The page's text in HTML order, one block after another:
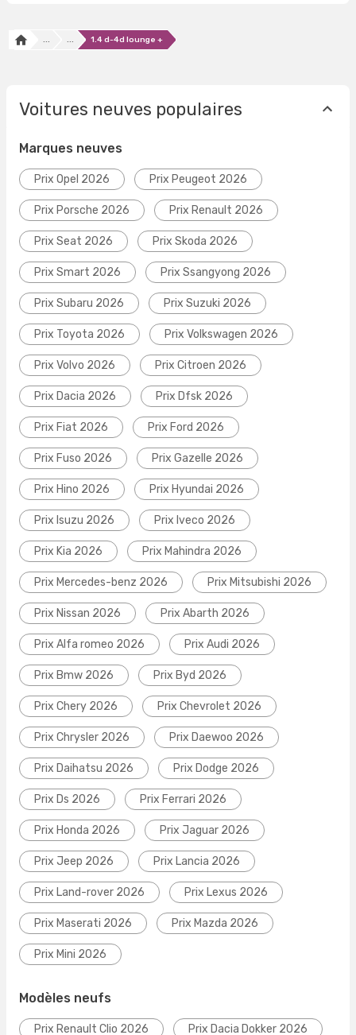
... ... 1.4 d-4d lounge +
Voitures neuves populaires
Marques neuves
Prix Opel 2026 Prix Peugeot 2026
Prix Porsche 2026 Prix Renault 2026
Prix Seat 2026 Prix Skoda 2026
Prix Smart 2026 Prix Ssangyong 2026
Prix Subaru 2026 Prix Suzuki 2026
Prix Toyota 2026 Prix Volkswagen 2026
Prix Volvo 2026 Prix Citroen 2026
Prix Dacia 2026 Prix Dfsk 2026
Prix Fiat 2026 Prix Ford 2026
Prix Fuso 2026 Prix Gazelle 2026
Prix Hino 2026 Prix Hyundai 2026
Prix Isuzu 2026 Prix Iveco 2026
Prix Kia 2026 Prix Mahindra 2026
Prix Mercedes-benz 2026 Prix Mitsubishi 2026
Prix Nissan 2026 Prix Abarth 2026
Prix Alfa romeo 2026 Prix Audi 2026
Prix Bmw 2026 Prix Byd 2026
Prix Chery 2026 Prix Chevrolet 2026
Prix Chrysler 2026 Prix Daewoo 2026
Prix Daihatsu 2026 Prix Dodge 2026
Prix Ds 2026 Prix Ferrari 2026
Prix Honda 2026 Prix Jaguar 2026
Prix Jeep 2026 Prix Lancia 2026
Prix Land-rover 2026 Prix Lexus 2026
Prix Maserati 2026 Prix Mazda 2026
Prix Mini 2026
Modèles neufs
Prix Renault Clio 2026 Prix Dacia Dokker 2026